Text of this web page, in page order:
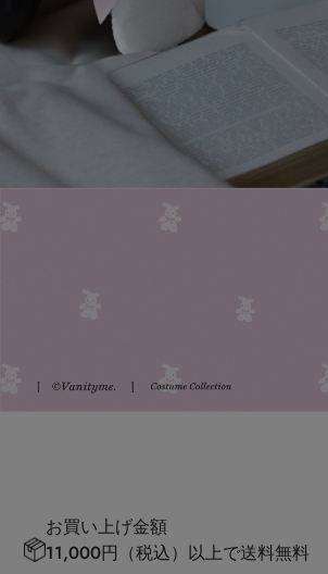
お買い上げ金額
11,000円（税込）以上で送料無料